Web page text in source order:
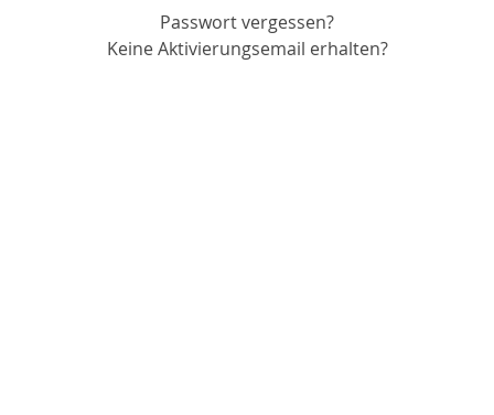
Passwort vergessen?
Keine Aktivierungsemail erhalten?